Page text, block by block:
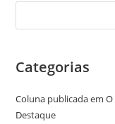
Categorias
Coluna publicada em O
Destaque